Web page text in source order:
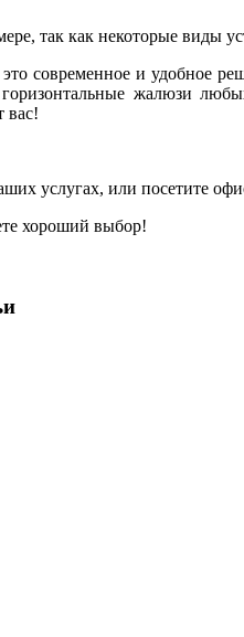
так как некоторые виды
современное и удобное
жалюзи
вас!
услугах, или посетите
хороший выбор!